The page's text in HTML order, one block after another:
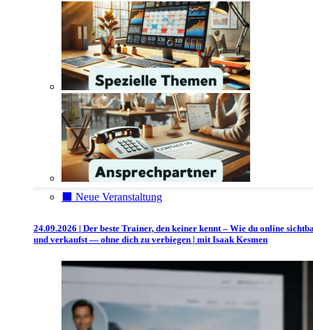
⬛️ Neue Veranstaltung
24.09.2026 | Der beste Trainer, den keiner kennt – Wie du online
und verkaufst — ohne dich zu verbiegen | mit Isaak Kesmen